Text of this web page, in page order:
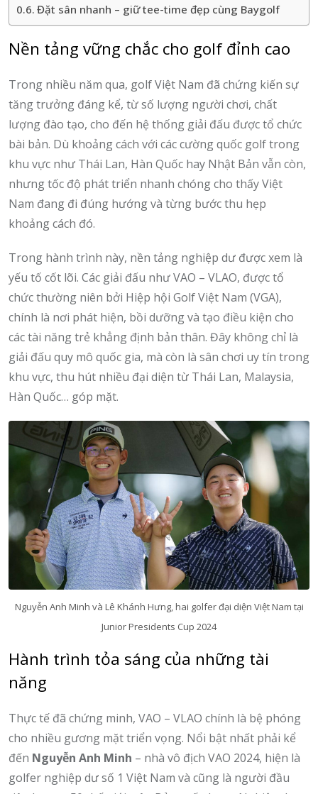
Đặt sân nhanh – giữ tee-time đẹp cùng Baygolf
Nền tảng vững chắc cho golf đỉnh cao
Trong nhiều năm qua, golf Việt Nam đã chứng kiến sự
tăng trưởng đáng kể, từ số lượng người chơi, chất
lượng đào tạo, cho đến hệ thống giải đấu được tổ chức
bài bản. Dù khoảng cách với các cường quốc golf trong
khu vực như Thái Lan, Hàn Quốc hay Nhật Bản vẫn còn,
nhưng tốc độ phát triển nhanh chóng cho thấy Việt
Nam đang đi đúng hướng và từng bước thu hẹp
khoảng cách đó.
Trong hành trình này, nền tảng nghiệp dư được xem là
yếu tố cốt lõi. Các giải đấu như VAO – VLAO, được tổ
chức thường niên bởi Hiệp hội Golf Việt Nam (VGA),
chính là nơi phát hiện, bồi dưỡng và tạo điều kiện cho
các tài năng trẻ khẳng định bản thân. Đây không chỉ là
giải đấu quy mô quốc gia, mà còn là sân chơi uy tín trong
khu vực, thu hút nhiều đại diện từ Thái Lan, Malaysia,
Hàn Quốc… góp mặt.
Nguyễn Anh Minh và Lê Khánh Hưng, hai golfer đại diện Việt Nam tại
Junior Presidents Cup 2024
Hành trình tỏa sáng của những tài
năng
Thực tế đã chứng minh, VAO – VLAO chính là bệ phóng
cho nhiều gương mặt triển vọng. Nổi bật nhất phải kể
đến Nguyễn Anh Minh – nhà vô địch VAO 2024, hiện là
golfer nghiệp dư số 1 Việt Nam và cũng là người đầu